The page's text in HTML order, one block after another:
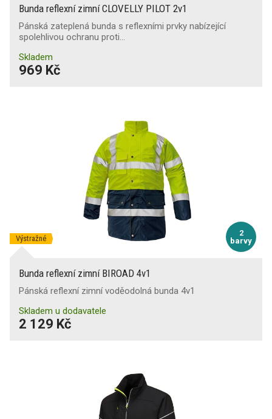
Bunda reflexní zimní CLOVELLY PILOT 2v1
Pánská zateplená bunda s reflexními prvky nabízející
spolehlivou ochranu proti…
Skladem
969 Kč
2
barvy
Výstražné
Bunda reflexní zimní BIROAD 4v1
Pánská reflexní zimní voděodolná bunda 4v1
Skladem u dodavatele
2 129 Kč